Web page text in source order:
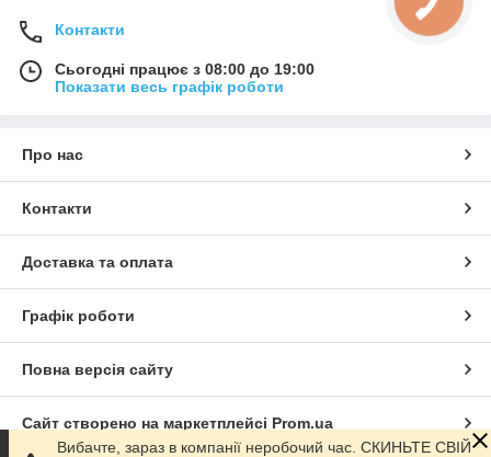
Контакти
Сьогодні працює з 08:00 до 19:00
Показати весь графік роботи
Про нас
Контакти
Доставка та оплата
Графік роботи
Повна версія сайту
Сайт створено на маркетплейсі Prom.ua
Вибачте, зараз в компанії неробочий час. СКИНЬТЕ СВІЙ